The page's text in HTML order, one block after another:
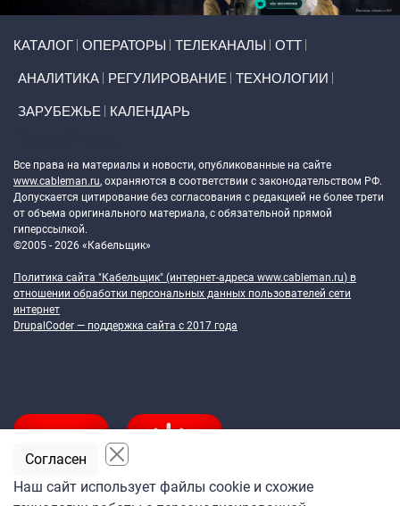
КАТАЛОГ ОПЕРАТОРЫ ТЕЛЕКАНАЛЫ ОТТ
АНАЛИТИКА РЕГУЛИРОВАНИЕ ТЕХНОЛОГИИ
ЗАРУБЕЖЬЕ КАЛЕНДАРЬ
Все права на материалы и новости, опубликованные на сайте
www.cableman.ru, охраняются в соответствии с законодательством РФ.
Допускается цитирование без согласования с редакцией не более трети
от объема оригинального материала, с обязательной прямой
гиперссылкой.
©2005 - 2026 «Кабельщик»
Политика сайта "Кабельщик" (интернет-адреса www.cableman.ru) в
отношении обработки персональных данных пользователей сети
интернет
DrupalCoder — поддержка сайта c 2017 года
Наш сайт использует файлы cookie и схожие
Согласен